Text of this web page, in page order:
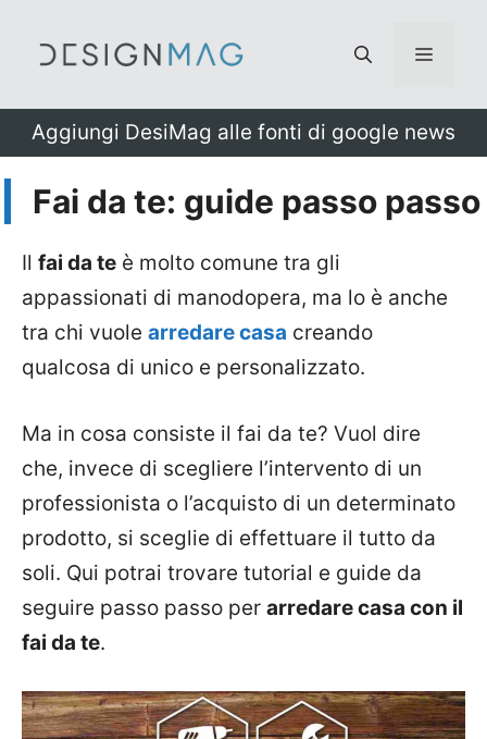
Menu
Aggiungi DesiMag alle fonti di google news
Fai da te: guide passo passo
Il fai da te è molto comune tra gli
appassionati di manodopera, ma lo è anche
tra chi vuole arredare casa creando
qualcosa di unico e personalizzato.
Ma in cosa consiste il fai da te? Vuol dire
che, invece di scegliere l’intervento di un
professionista o l’acquisto di un determinato
prodotto, si sceglie di effettuare il tutto da
soli. Qui potrai trovare tutorial e guide da
seguire passo passo per arredare casa con il
fai da te.